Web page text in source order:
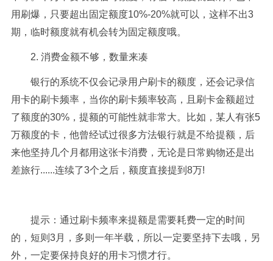
用刷爆，只要超出固定额度10%-20%就可以，这样不出3
期，临时额度就有机会转为固定额度哦。
2. 消费金额不够，数量来凑
银行的系统不仅会记录用户刷卡的额度，还会记录信
用卡的刷卡频率，当你的刷卡频率较高，且刷卡金额超过
了额度的30%，提额的可能性就非常大。比如，某人有张5
万额度的卡，他曾经试过很多方法银行就是不给提额，后
来他坚持几个月都用这张卡消费，无论是日常购物还是出
差旅行......连续了3个之后，额度直接提到8万!
提示：通过刷卡频率来提额是需要耗费一定的时间
的，短则3月，多则一年半载，所以一定要坚持下去哦，另
外，一定要保持良好的用卡习惯才行。